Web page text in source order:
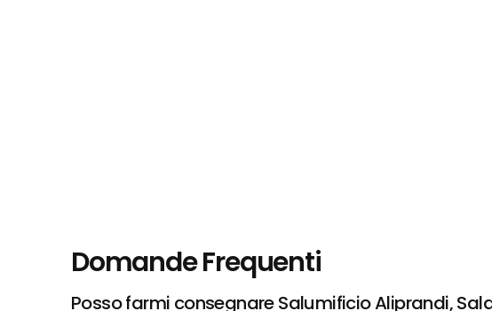
Domande Frequenti
Posso farmi consegnare Salumificio Aliprandi,